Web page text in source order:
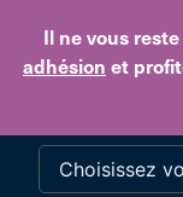
Il ne vous
adhésion et